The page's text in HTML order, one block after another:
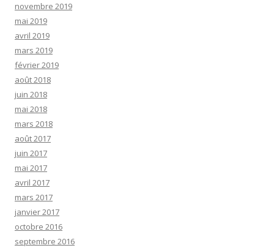
novembre 2019
mai 2019
avril 2019
mars 2019
février 2019
août 2018
juin 2018
mai 2018
mars 2018
août 2017
juin 2017
mai 2017
avril 2017
mars 2017
janvier 2017
octobre 2016
septembre 2016